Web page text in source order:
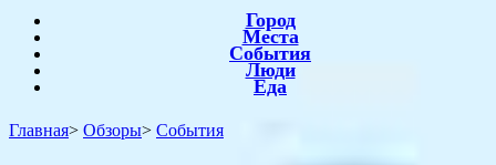
Город
Места
События
Люди
Еда
Главная> Обзоры> События